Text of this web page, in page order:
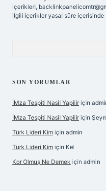
içerikleri,
ilgili içerikler yasal süre içerisinde
SON YORUMLAR
İMza Tespiti Nasil Yapilir için
İMza Tespiti Nasil Yapilir için
Türk Lideri Kim için admin
Türk Lideri Kim için Kel
Kor Olmuş Ne Demek için admin